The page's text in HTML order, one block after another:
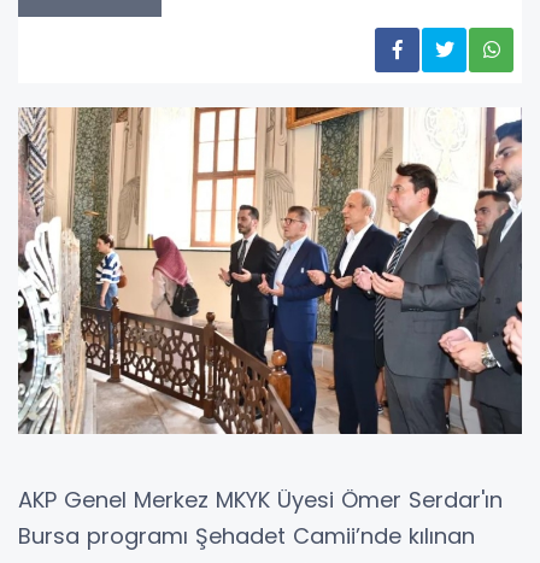
AKP Genel Merkez MKYK Üyesi Ömer Serdar'ın
Bursa programı Şehadet Camii’nde kılınan